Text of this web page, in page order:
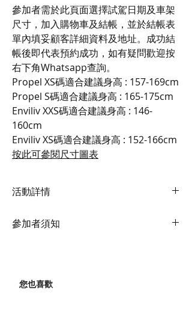
參加者需於此頁面選擇試駕日期及車架
尺寸，加入購物車及結帳，並於結帳表
單內填妥顧客詳細資料及地址。成功結
帳後即代表預約成功，如有疑問歡迎按
右下角Whatsapp查詢。
Propel XS碼適合建議身高 : 157-169cm
Propel S碼適合建議身高 : 165-175cm
Enviliv XXS碼適合建議身高 : 146-
160cm
Enviliv XS碼適合建議身高 : 152-166cm
按此可參閱尺寸圖表
活動詳情
月31日（星期五）
制時間，需即日借還）
參加者須知
聲明書（免責聲明）」方可參與試騎。
您也喜歡